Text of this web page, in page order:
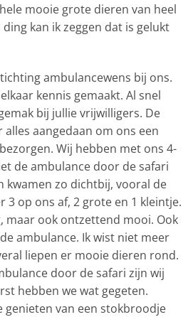
mooie grote dieren van heel
kan ik zeggen dat is gelukt
ambulancewens bij ons.
kennis gemaakt. Al snel
bij jullie vrijwilligers. De
aangedaan om ons een
Wij hebben met ons 4-
de ambulance door de safari
kwamen zo dichtbij, vooral de
3 op ons af, 2 grote en 1 kleintje.
maar ook ontzettend mooi. Ook
ambulance. Ik wist niet meer
liepen er mooie dieren rond.
door de safari zijn wij
hebben we wat gegeten.
genieten van een stokbroodje